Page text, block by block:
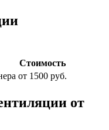
Стоимость
от 1500 руб.
от